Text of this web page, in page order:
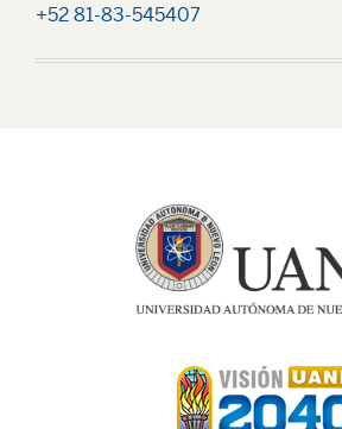
+52 81-83-545407